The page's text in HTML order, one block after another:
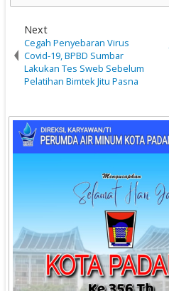
Next
Cegah Penyebaran Virus
Covid-19, BPBD Sumbar
Lakukan Tes Sweb Sebelum
Pelatihan Bimtek Jitu Pasna